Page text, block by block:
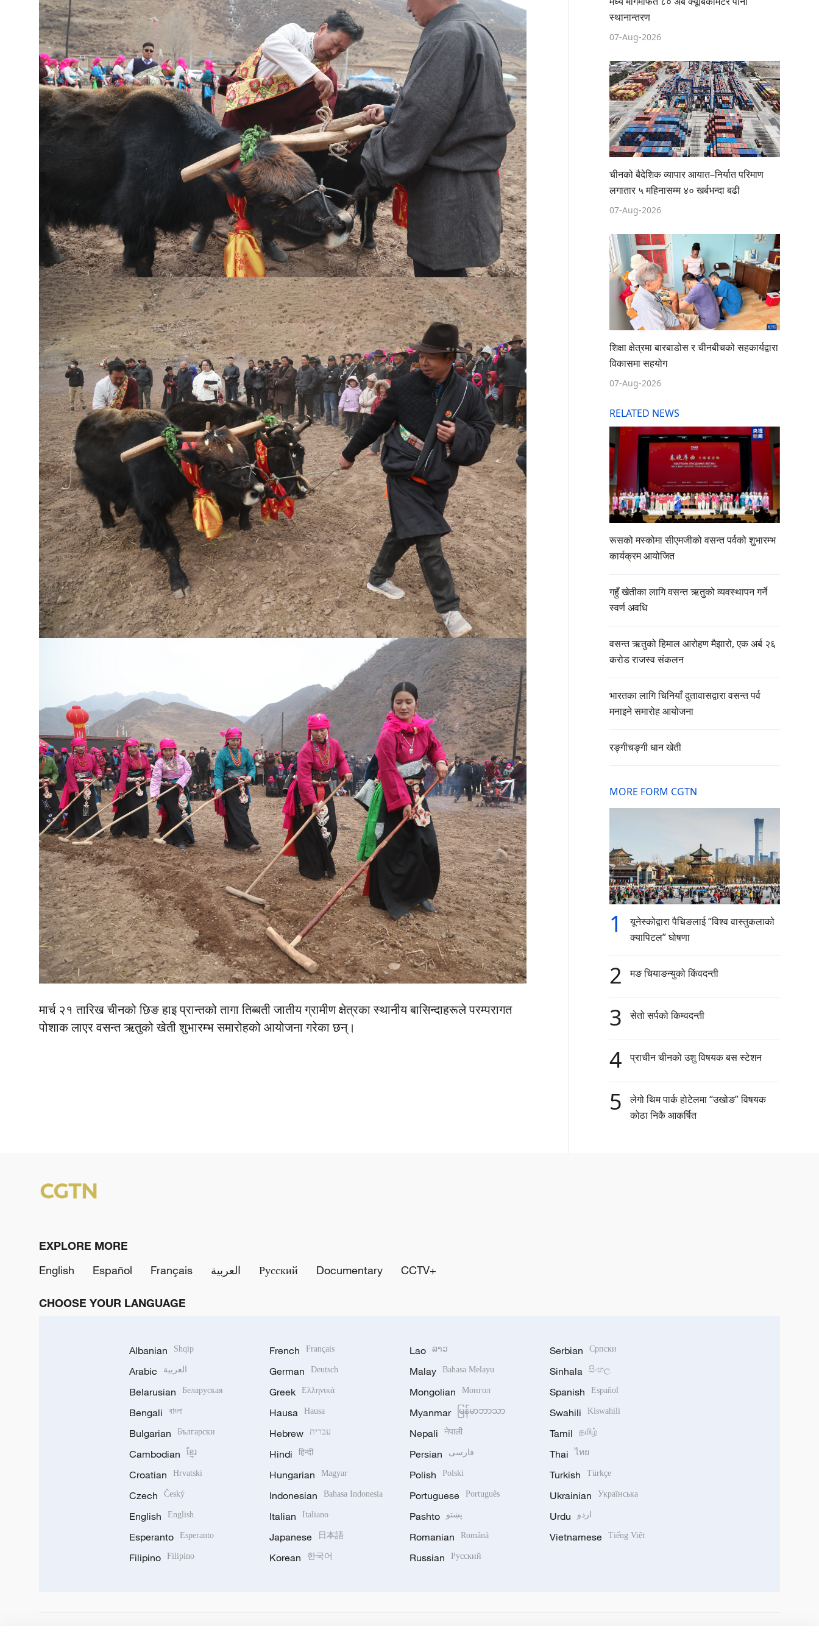
मार्च २१ तारिख चीनको छिङ हाइ प्रान्तको तागा तिब्बती जातीय ग्रामीण क्षेत्रका स्थानीय बासिन्दाहरूले परम्परागत
पोशाक लाएर वसन्त ऋतुको खेती शुभारम्भ समारोहको आयोजना गरेका छन्।
स्थानान्तरण
07-Aug-2026
चीनको बैदेशिक व्यापार आयात–निर्यात परिमाण
लगातार ५ महिनासम्म ४० खर्बभन्दा बढी
07-Aug-2026
शिक्षा क्षेत्रमा बारबाडोस र चीनबीचको सहकार्यद्वारा
विकासमा सहयोग
07-Aug-2026
RELATED NEWS
रूसको मस्कोमा सीएमजीको वसन्त पर्वको शुभारम्भ
कार्यक्रम आयोजित
गहुँ खेतीका लागि वसन्त ऋतुको व्यवस्थापन गर्ने
स्वर्ण अवधि
वसन्त ऋतुको हिमाल आरोहण मैझारो, एक अर्ब २६
करोड राजस्व संकलन
भारतका लागि चिनियाँ दुतावासद्वारा वसन्त पर्व
मनाइने समारोह आयोजना
रङ्गीचङ्गी धान खेती
MORE FORM CGTN
1
यूनेस्कोद्वारा पैचिङलाई “विश्व वास्तुकलाको
क्यापिटल” घोषणा
2 मङ चियाङन्युको किंवदन्ती
3 सेतो सर्पको किम्वदन्ती
4 प्राचीन चीनको उशु विषयक बस स्टेशन
5
लेगो थिम पार्क होटेलमा “उखोङ” विषयक
कोठा निकै आकर्षित
EXPLORE MORE
English
Español Français العربية Русский Documentary CCTV+
CHOOSE YOUR LANGUAGE
Albanian Shqip
Arabic العربية
Belarusian Беларуская
Bengali বাংলা
Bulgarian Български
Cambodian ខ្មែរ
Croatian Hrvatski
Czech Český
English English
Esperanto Esperanto
Filipino Filipino
French Français
German Deutsch
Greek Ελληνικά
Hausa Hausa
Hebrew עברית
Hindi हिन्दी
Hungarian Magyar
Indonesian Bahasa Indonesia
Italian Italiano
Japanese 日本語
Korean 한국어
Lao ລາວ
Malay Bahasa Melayu
Mongolian Монгол
Myanmar မြန်မာဘာသာ
Nepali नेपाली
Persian فارسی
Polish Polski
Portuguese Português
Pashto پښتو
Romanian Română
Russian Русский
Serbian Српски
Sinhala සිංහල
Spanish Español
Swahili Kiswahili
Tamil தமிழ்
Thai ไทย
Turkish Türkçe
Ukrainian Українська
Urdu اردو
Vietnamese Tiếng Việt